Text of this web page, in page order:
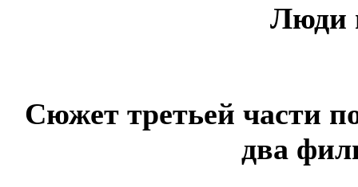
Люди
Сюжет третьей части
два